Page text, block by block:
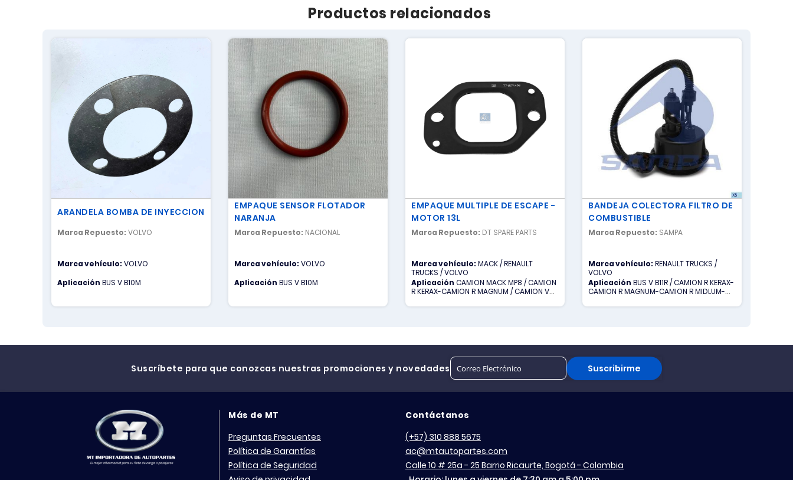
Productos relacionados
ARANDELA BOMBA DE INYECCION
Marca Repuesto: VOLVO
Marca vehículo:VOLVO
Aplicación BUS V B10M
EMPAQUE SENSOR FLOTADOR
NARANJA
Marca Repuesto: NACIONAL
Marca vehículo:VOLVO
Aplicación BUS V B10M
EMPAQUE MULTIPLE DE ESCAPE -
MOTOR 13L
Marca Repuesto: DT SPARE PARTS
Marca vehículo:MACK / RENAULT
TRUCKS / VOLVO
Aplicación CAMION MACK MP8 / CAMION
R KERAX-CAMION R MAGNUM / CAMION V
BANDEJA COLECTORA FILTRO DE
COMBUSTIBLE
Marca Repuesto: SAMPA
Marca vehículo:RENAULT TRUCKS /
VOLVO
Aplicación BUS V B11R / CAMION R KERAX-
CAMION R MAGNUM-CAMION R MIDLUM-
Suscríbete para que conozcas nuestras promociones y novedades Suscribirme
Más de MT
Preguntas Frecuentes
Política de Garantías
Política de Seguridad
Contáctanos
(+57) 310 888 5675
ac@mtautopartes.com
Calle 10 # 25a - 25 Barrio Ricaurte, Bogotá - Colombia